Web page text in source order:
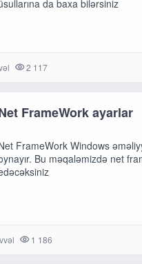
da baxa bilərsiniz
2 117
FrameWork ayarlar
FrameWork Windows
Bu məqaləmizdə net
1 186